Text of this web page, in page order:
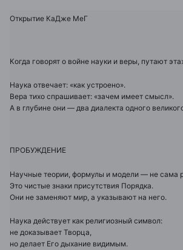
Открытие КаДже МеГ
Когда говорят о войне науки и веры, путают
Наука отвечает: «как устроено».
Вера тихо спрашивает: «зачем имеет смысл».
А в глубине они — два диалекта одного
ПРОБУЖДЕНИЕ
Научные теории, формулы и модели — не сама
Это чистые знаки присутствия Порядка.
Они не заменяют мир, а указывают на него.
Наука действует как религиозный символ:
не доказывает Творца,
но делает Его дыхание видимым.